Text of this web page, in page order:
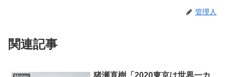
管理人
関連記事
猪瀬直樹「2020東京は世界一カ